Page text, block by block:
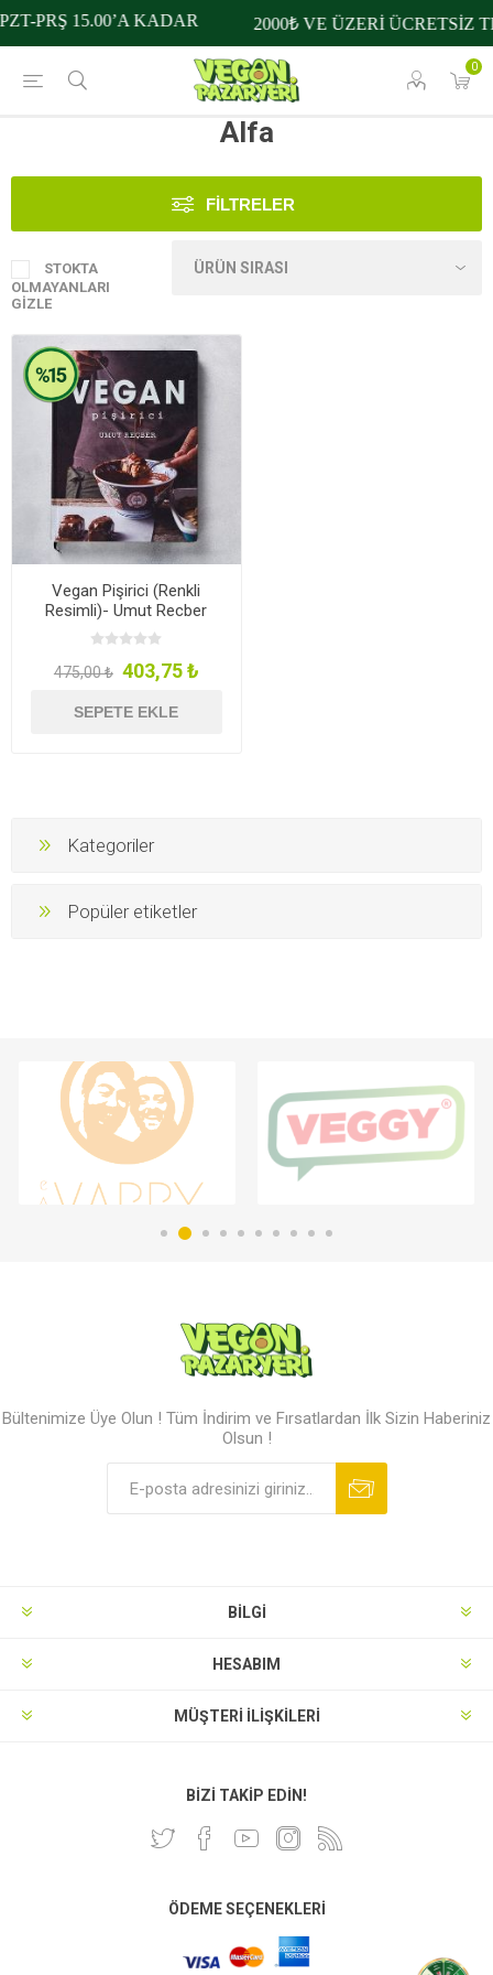
0
PRŞ 15.00’A KADAR 2000₺ VE ÜZERİ ÜCRETSİZ
Alfa
FILTRELER
STOKTA
OLMAYANLARI
GIZLE
Vegan Pişirici (Renkli
Resimli)- Umut Recber
475,00 ₺ 403,75 ₺
SEPETE EKLE
Kategoriler
Popüler etiketler
Bültenimize Üye Olun ! Tüm İndirim ve Fırsatlardan İlk Sizin Haberiniz
Olsun !
BILGI
HESABIM
MÜŞTERI İLIŞKILERI
BIZI TAKIP EDIN!
ÖDEME SEÇENEKLERI